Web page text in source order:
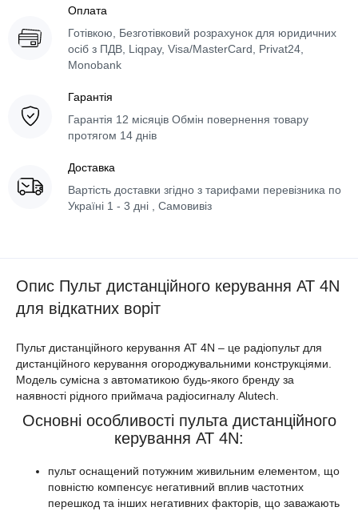
Оплата
Готівкою, Безготівковий розрахунок для юридичних
осіб з ПДВ, Liqpay, Visa/MasterCard, Privat24,
Monobank
Гарантія
Гарантія 12 місяців Обмін повернення товару
протягом 14 днів
Доставка
Вартість доставки згідно з тарифами перевізника по
Україні 1 - 3 дні , Самовивіз
Опис Пульт дистанційного керування АТ 4N
для відкатних воріт
Пульт дистанційного керування АТ 4N – це радіопульт для
дистанційного керування огороджувальними конструкціями.
Модель сумісна з автоматикою будь-якого бренду за
наявності рідного приймача радіосигналу Alutech.
Основні особливості пульта дистанційного
керування АТ 4N:
пульт оснащений потужним живильним елементом, що
повністю компенсує негативний вплив частотних
перешкод та інших негативних факторів, що заважають